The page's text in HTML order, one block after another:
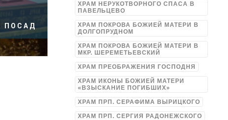
ПОСАД
ХРАМ НЕРУКОТВОРНОГО СПАСА В
ПАВЕЛЬЦЕВО
ХРАМ ПОКРОВА БОЖИЕЙ МАТЕРИ В
ДОЛГОПРУДНОМ
ХРАМ ПОКРОВА БОЖИЕЙ МАТЕРИ В
МКР. ШЕРЕМЕТЬЕВСКИЙ
ХРАМ ПРЕОБРАЖЕНИЯ ГОСПОДНЯ
ХРАМ ИКОНЫ БОЖИЕЙ МАТЕРИ
«ВЗЫСКАНИЕ ПОГИБШИХ»
ХРАМ ПРП. СЕРАФИМА ВЫРИЦКОГО
ХРАМ ПРП. СЕРГИЯ РАДОНЕЖСКОГО